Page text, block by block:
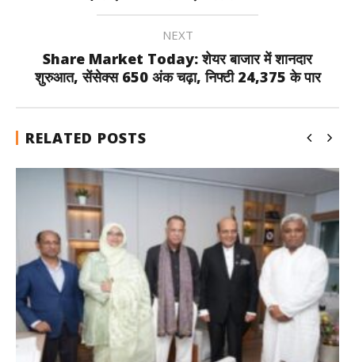
NEXT
Share Market Today: शेयर बाजार में शानदार
शुरुआत, सेंसेक्स 650 अंक चढ़ा, निफ्टी 24,375 के पार
RELATED POSTS